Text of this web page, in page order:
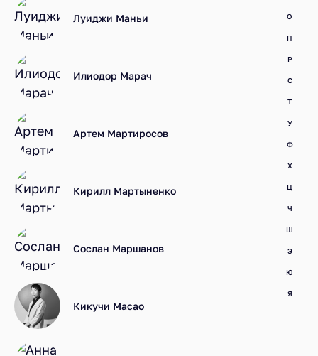
Луиджи Маньи
Илиодор Марач
Артем Мартиросов
Кирилл Мартыненко
Сослан Маршанов
Кикучи Масао
О
П
Р
С
Т
У
Ф
Х
Ц
Ч
Ш
Э
Ю
Я